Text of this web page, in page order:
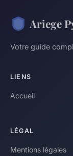
Ariege
Votre guide
LIENS
Accueil
LÉGAL
Mentions légales